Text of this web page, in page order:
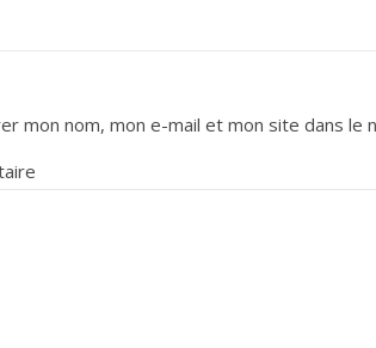
mon nom, mon e-mail et mon site dans le